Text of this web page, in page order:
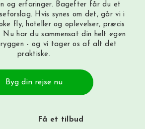
og erfaringer. Bagefter får du et
Hvis synes om det, går vi i
fly, hoteller og oplevelser, præcis
har du sammensat din helt egen
ryggen - og vi tager os af alt det
praktiske.
Byg din rejse nu
Få et tilbud